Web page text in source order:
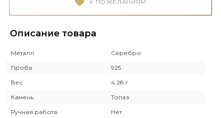
К ПОЖЕЛАНИЯМ
Описание товара
Металл
Серебро
Проба
925
Вес
4.28 г
Камень
Топаз
Ручная работа
Нет